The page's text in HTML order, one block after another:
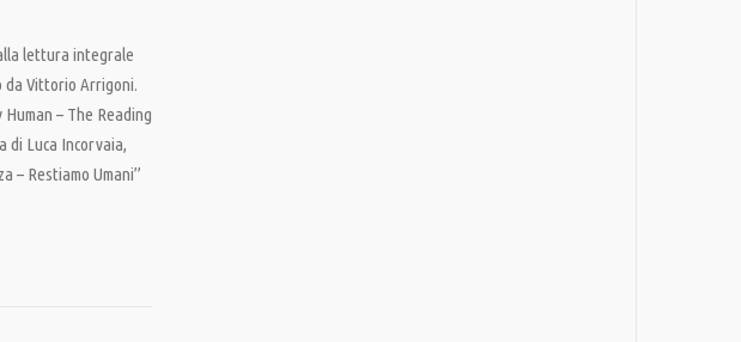
lettura integrale
da Vittorio Arrigoni.
– The Reading
di Luca Incorvaia,
– Restiamo Umani”